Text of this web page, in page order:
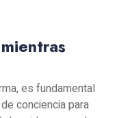
es fundamental
conciencia para